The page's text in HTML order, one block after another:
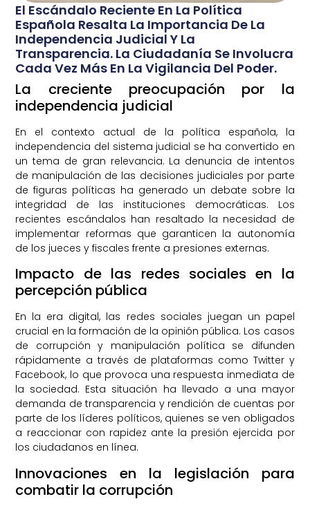
El Escándalo Reciente En La Política
Española Resalta La Importancia De La
Independencia Judicial Y La
Transparencia. La Ciudadanía Se Involucra
Cada Vez Más En La Vigilancia Del Poder.
La creciente preocupación por la
independencia judicial
En el contexto actual de la política española, la
independencia del sistema judicial se ha convertido en
un tema de gran relevancia. La denuncia de intentos
de manipulación de las decisiones judiciales por parte
de figuras políticas ha generado un debate sobre la
integridad de las instituciones democráticas. Los
recientes escándalos han resaltado la necesidad de
implementar reformas que garanticen la autonomía
de los jueces y fiscales frente a presiones externas.
Impacto de las redes sociales en la
percepción pública
En la era digital, las redes sociales juegan un papel
crucial en la formación de la opinión pública. Los casos
de corrupción y manipulación política se difunden
rápidamente a través de plataformas como Twitter y
Facebook, lo que provoca una respuesta inmediata de
la sociedad. Esta situación ha llevado a una mayor
demanda de transparencia y rendición de cuentas por
parte de los líderes políticos, quienes se ven obligados
a reaccionar con rapidez ante la presión ejercida por
los ciudadanos en línea.
Innovaciones en la legislación para
combatir la corrupción